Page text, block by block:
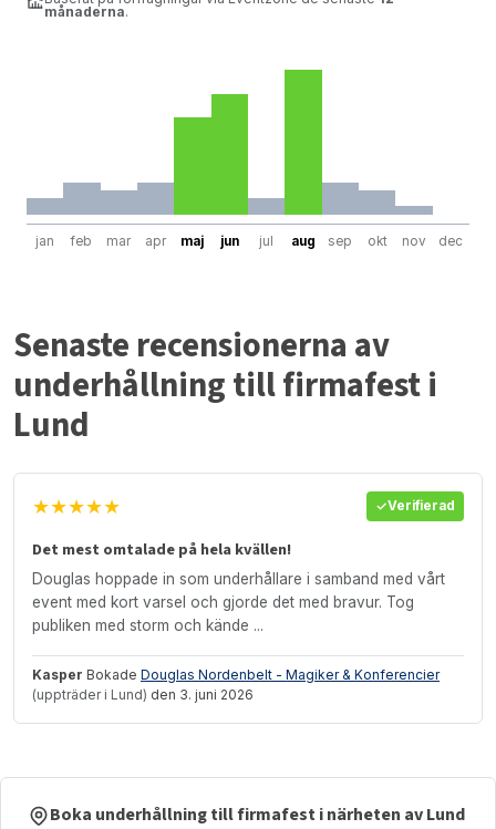
månaderna.
jan feb mar apr maj jun jul aug sep okt nov dec
Senaste recensionerna av
underhållning till firmafest i
Lund
★★★★★ Verifierad
Det mest omtalade på hela kvällen!
Douglas hoppade in som underhållare i samband med vårt
event med kort varsel och gjorde det med bravur. Tog
publiken med storm och kände ...
Kasper Bokade Douglas Nordenbelt - Magiker & Konferencier
(uppträder i Lund) den 3. juni 2026
Boka underhållning till firmafest i närheten av Lund